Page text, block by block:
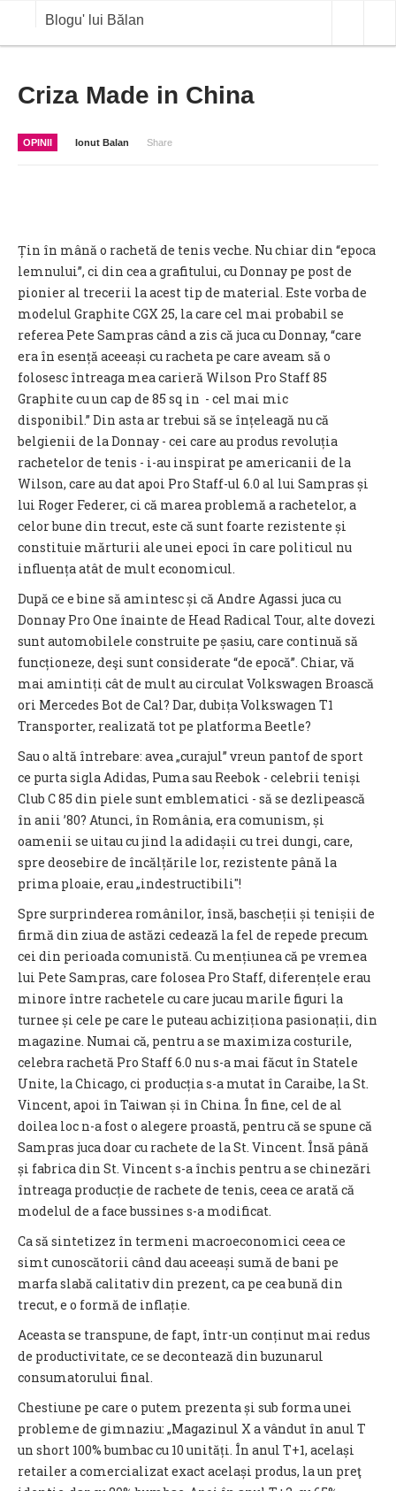
Blogu' lui Bălan
OPINII
COTATII BVB
Criza Made in China
OPINII Ionut Balan Share
Țin în mână o rachetă de tenis veche. Nu chiar din “epoca
lemnului”, ci din cea a grafitului, cu Donnay pe post de
pionier al trecerii la acest tip de material. Este vorba de
modelul Graphite CGX 25, la care cel mai probabil se
referea Pete Sampras când a zis că juca cu Donnay, “care
era în esență aceeași cu racheta pe care aveam să o
folosesc întreaga mea carieră Wilson Pro Staff 85
Graphite cu un cap de 85 sq in - cel mai mic
disponibil.” Din asta ar trebui să se înțeleagă nu că
belgienii de la Donnay - cei care au produs revoluția
rachetelor de tenis - i-au inspirat pe americanii de la
Wilson, care au dat apoi Pro Staff-ul 6.0 al lui Sampras și
lui Roger Federer, ci că marea problemă a rachetelor, a
celor bune din trecut, este că sunt foarte rezistente și
constituie mărturii ale unei epoci în care politicul nu
influența atât de mult economicul.
După ce e bine să amintesc și că Andre Agassi juca cu
Donnay Pro One înainte de Head Radical Tour, alte dovezi
sunt automobilele construite pe șasiu, care continuă să
funcționeze, deşi sunt considerate “de epocă”. Chiar, vă
mai amintiți cât de mult au circulat Volkswagen Broască
ori Mercedes Bot de Cal? Dar, dubița Volkswagen T1
Transporter, realizată tot pe platforma Beetle?
Sau o altă întrebare: avea „curajul” vreun pantof de sport
ce purta sigla Adidas, Puma sau Reebok - celebrii teniși
Club C 85 din piele sunt emblematici - să se dezlipească
în anii ’80? Atunci, în România, era comunism, și
oamenii se uitau cu jind la adidașii cu trei dungi, care,
spre deosebire de încălțările lor, rezistente până la
prima ploaie, erau „indestructibili"!
Spre surprinderea românilor, însă, bascheții și tenișii de
firmă din ziua de astăzi cedează la fel de repede precum
cei din perioada comunistă. Cu mențiunea că pe vremea
lui Pete Sampras, care folosea Pro Staff, diferențele erau
minore între rachetele cu care jucau marile figuri la
turnee și cele pe care le puteau achiziționa pasionații, din
magazine. Numai că, pentru a se maximiza costurile,
celebra rachetă Pro Staff 6.0 nu s-a mai făcut în Statele
Unite, la Chicago, ci producția s-a mutat în Caraibe, la St.
Vincent, apoi în Taiwan și în China. În fine, cel de al
doilea loc n-a fost o alegere proastă, pentru că se spune că
Sampras juca doar cu rachete de la St. Vincent. Însă până
și fabrica din St. Vincent s-a închis pentru a se chinezări
întreaga producție de rachete de tenis, ceea ce arată că
modelul de a face bussines s-a modificat.
Ca să sintetizez în termeni macroeconomici ceea ce
simt cunoscătorii când dau aceeași sumă de bani pe
marfa slabă calitativ din prezent, ca pe cea bună din
trecut, e o formă de inflație.
Aceasta se transpune, de fapt, într-un conținut mai redus
de productivitate, ce se decontează din buzunarul
consumatorului final.
Chestiune pe care o putem prezenta și sub forma unei
probleme de gimnaziu: „Magazinul X a vândut în anul T
un short 100% bumbac cu 10 unități. În anul T+1, același
retailer a comercializat exact același produs, la un preţ